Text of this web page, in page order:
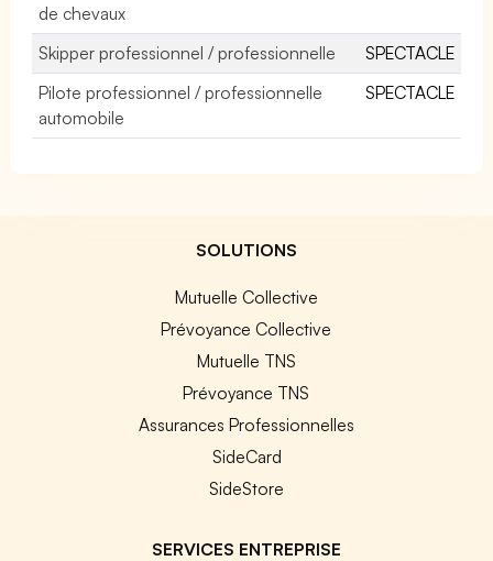
de chevaux
Skipper professionnel / professionnelle
SPECTACLE
Pilote professionnel / professionnelle
automobile
SPECTACLE
SOLUTIONS
Mutuelle Collective
Prévoyance Collective
Mutuelle TNS
Prévoyance TNS
Assurances Professionnelles
SideCard
SideStore
SERVICES ENTREPRISE